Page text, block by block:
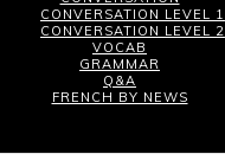
CONVERSATION LEVEL 1
CONVERSATION LEVEL 2
VOCAB
GRAMMAR
Q&A
FRENCH BY NEWS